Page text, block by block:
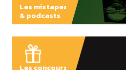
Les mixtapes
& podcasts
Les concours